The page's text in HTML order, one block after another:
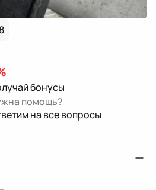
бонусы
помощь?
на все вопросы